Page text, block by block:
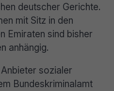
deutscher Gerichte.
mit Sitz in den
Emiraten sind bisher
anhängig.
sozialer
Bundeskriminalamt